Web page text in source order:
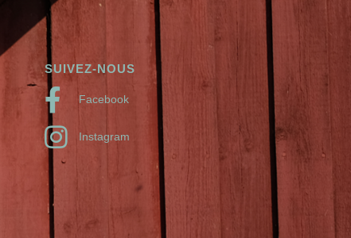
SUIVEZ-NOUS
Facebook
Instagram